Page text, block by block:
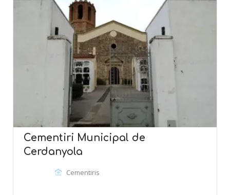
Cementiri Municipal de
Cerdanyola
Cementiris